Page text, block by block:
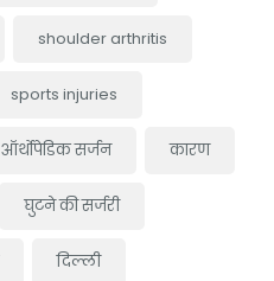
shoulder arthritis
sports injuries
ऑर्थोपेडिक सर्जन कारण
घुटने की सर्जरी
दिल्ली